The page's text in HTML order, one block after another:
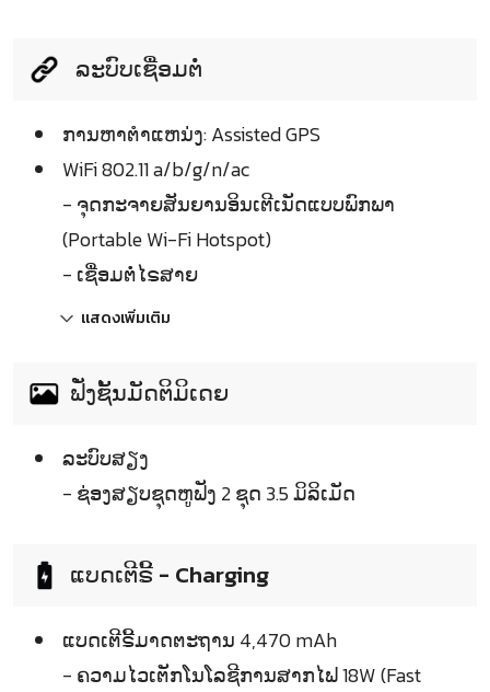
ລະບົບເຊື່ອມຕໍ່
ການຫາຕຳແຫນ່ງ: Assisted GPS
WiFi 802.11 a/b/g/n/ac
- ຈຸດກະຈາຍສັນຍານອິນເຕີເນັດແບບພົກພາ
(Portable Wi-Fi Hotspot)
- ເຊື່ອມຕໍ່ໄຣສາຍ
แสดงเพิ่มเติม
ຟັ່ງຊັ້ນມັດຕິມິເດຍ
ລະບົບສຽງ
- ຊ່ອງສຽບຊຸດຫູຟັງ 2 ຊຸດ 3.5 ມິລິເມັດ
ແບດເຕີຣີ້ - Charging
ແບດເຕີຣີ້ມາດຕະຖານ 4,470 mAh
- ຄວາມໄວເຕັກໂນໂລຊີການສາກໄຟ 18W (Fast